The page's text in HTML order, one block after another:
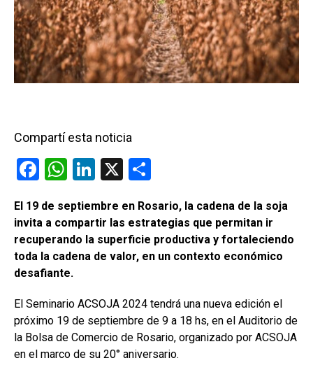
Compartí esta noticia
F
ce
b
o
o
k
W
at
s
A
p
p
Li
ke
dI
n
X
m
p
ar
El 19 de septiembre en Rosario, la cadena de la soja
invita a compartir las estrategias que permitan ir
recuperando la superficie productiva y fortaleciendo
toda la cadena de valor, en un contexto económico
desafiante.
El Seminario ACSOJA 2024 tendrá una nueva edición el
próximo 19 de septiembre de 9 a 18 hs, en el Auditorio de
la Bolsa de Comercio de Rosario, organizado por ACSOJA
en el marco de su 20° aniversario.